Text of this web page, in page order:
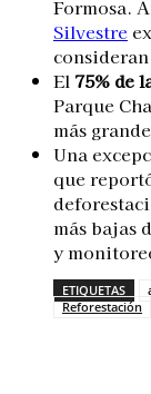
Formosa.
Silvestre
El 75% de
Parque
más
Una
que
más bajas
y
ETIQUETAS
Reforestación